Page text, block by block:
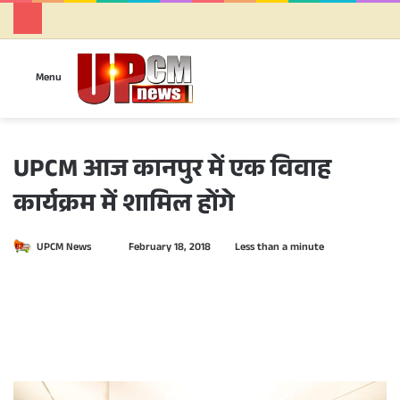
Menu
UPCM आज कानपुर में एक विवाह
कार्यक्रम में शामिल होंगे
UPCM News
e
February 18, 2018 Less than a minute